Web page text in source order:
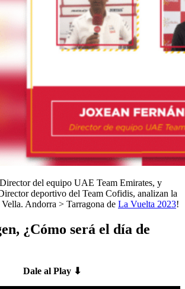
Director del equipo UAE Team Emirates, y
deportivo del Team Cofidis, analizan la
Andorra > Tarragona de La Vuelta 2023!
¿Cómo será el día de
Dale al Play ⬇